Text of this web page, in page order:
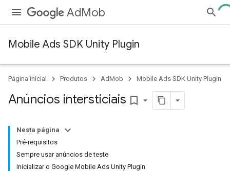
AdMob
Mobile Ads SDK Unity Plugin
Página inicial Produtos AdMob Mobile Ads SDK Unity Plugin
Anúncios intersticiais bookmark_border
Nesta página
Pré-requisitos
Sempre usar anúncios de teste
Inicializar o Google Mobile Ads Unity Plugin